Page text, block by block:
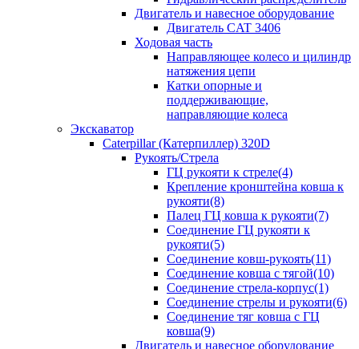
Двигатель и навесное оборудование
Двигатель CAT 3406
Ходовая часть
Направляющее колесо и цилиндр
натяжения цепи
Катки опорные и
поддерживающие,
направляющие колеса
Экскаватор
Caterpillar (Катерпиллер) 320D
Рукоять/Стрела
ГЦ рукояти к стреле(4)
Крепление кронштейна ковша к
рукояти(8)
Палец ГЦ ковша к рукояти(7)
Соединение ГЦ рукояти к
рукояти(5)
Соединение ковш-рукоять(11)
Соединение ковша с тягой(10)
Соединение стрела-корпус(1)
Соединение стрелы и рукояти(6)
Соединение тяг ковша с ГЦ
ковша(9)
Двигатель и навесное оборудование